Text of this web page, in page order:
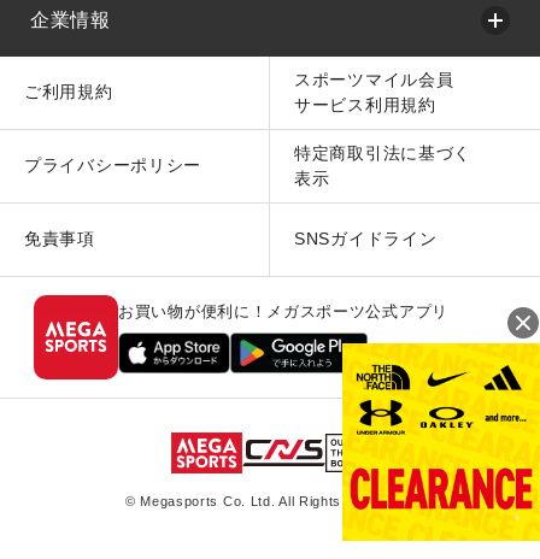
企業情報
ご利用規約
スポーツマイル会員
サービス利用規約
プライバシーポリシー
特定商取引法に基づく
表示
免責事項 SNSガイドライン
お買い物が便利に！メガスポーツ公式アプリ
© Megasports Co. Ltd. All Rights Reserved.